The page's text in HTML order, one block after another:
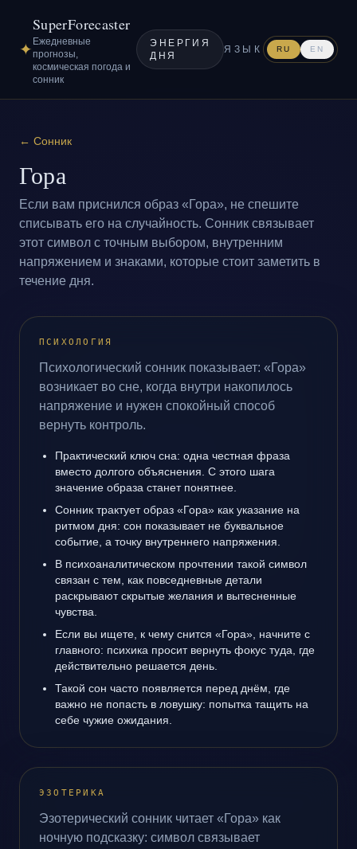
✦
SuperForecaster
Ежедневные
прогнозы,
космическая погода и
сонник
ЭНЕРГИЯ
ДНЯ
ЯЗЫК RU EN
← Сонник
Гора
Если вам приснился образ «Гора», не спешите
списывать его на случайность. Сонник связывает
этот символ с точным выбором, внутренним
напряжением и знаками, которые стоит заметить в
течение дня.
ПСИХОЛОГИЯ
Психологический сонник показывает: «Гора»
возникает во сне, когда внутри накопилось
напряжение и нужен спокойный способ
вернуть контроль.
Практический ключ сна: одна честная фраза
вместо долгого объяснения. С этого шага
значение образа станет понятнее.
Сонник трактует образ «Гора» как указание на
ритмом дня: сон показывает не буквальное
событие, а точку внутреннего напряжения.
В психоаналитическом прочтении такой символ
связан с тем, как повседневные детали
раскрывают скрытые желания и вытесненные
чувства.
Если вы ищете, к чему снится «Гора», начните с
главного: психика просит вернуть фокус туда, где
действительно решается день.
Такой сон часто появляется перед днём, где
важно не попасть в ловушку: попытка тащить на
себе чужие ожидания.
ЭЗОТЕРИКА
Эзотерический сонник читает «Гора» как
ночную подсказку: символ связывает